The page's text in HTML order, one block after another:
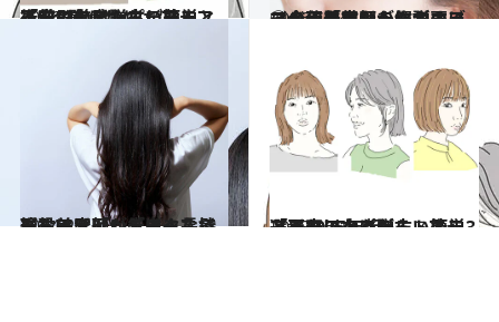
2026.4.10
「私の前髪、古い？」と不安になったら…アラフォー以上に贈る、簡単「前髪のアップデート術」3選〈カギは“薄さ”と“束感”〉
ビューティ＆ヘルス 2026.1.24
マジックカーラーが再ブーム！「前髪を作るのに◎。不器用な人にもオススメ」美容師が解説する〈令和のマジックカーラーの使い方〉
ビューティ＆ヘルス
2024.2.4
現役美容師が告白！ ぶっちゃけ「いちばん長持ちする髪形」「ラクな髪形」は？【レディース篇】
ビューティ＆ヘルス 2025.10.19
「あれ、なんか古い？」と不安になったら…アラフォー以上に贈る、簡単「髪のアップデート術」3選〈2025年版〉
ビューティ＆ヘルス